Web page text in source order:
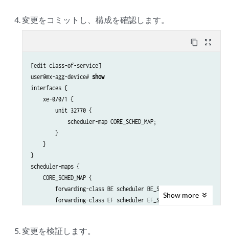
変更をコミットし、構成を確認します。
content_copy zoom_out_map
[edit class-of-service]
user@mx-agg-device# show
interfaces {
    xe-0/0/1 {
        unit 32770 {
            scheduler-map CORE_SCHED_MAP;
        }
    }
}
scheduler-maps {
    CORE_SCHED_MAP {
        forwarding-class BE scheduler BE_SCH_CORE;
        forwarding-class EF scheduler EF_SCH_CORE;
    }
Show more
変更を検証します。